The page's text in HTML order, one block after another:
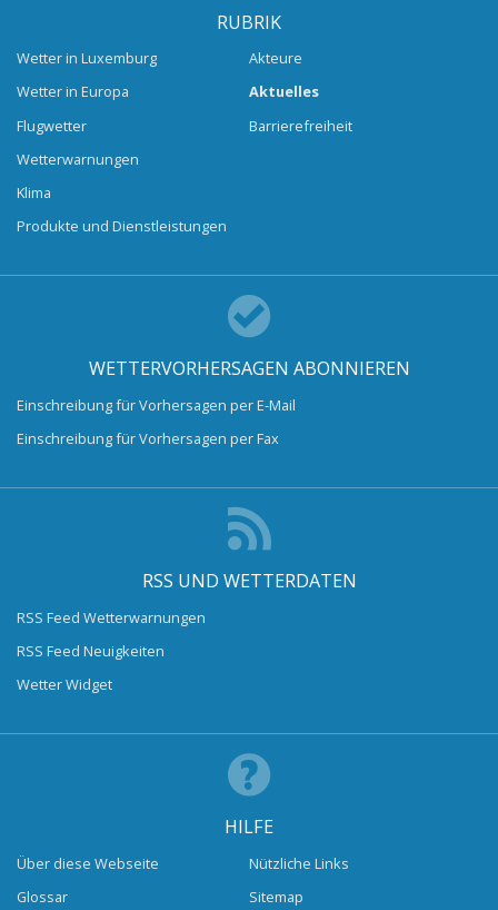
RUBRIK
Wetter in Luxemburg
Wetter in Europa
Flugwetter
Wetterwarnungen
Klima
Produkte und Dienstleistungen
Akteure
Aktuelles
Barrierefreiheit
WETTERVORHERSAGEN ABONNIEREN
Einschreibung für Vorhersagen per E-Mail
Einschreibung für Vorhersagen per Fax
RSS UND WETTERDATEN
RSS Feed Wetterwarnungen
RSS Feed Neuigkeiten
Wetter Widget
HILFE
Über diese Webseite
Glossar
Nützliche Links
Sitemap